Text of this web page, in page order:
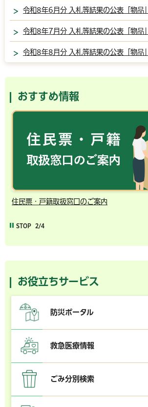
令和8年6月分 入札等結果の公表「物品」
令和8年7月分 入札等結果の公表「物品」
令和8年8月分 入札等結果の公表「物品」
おすすめ情報
千葉市の電子行政サービス
STOP 3/4
お役立ちサービス
防災ポータル
救急医療情報
ごみ分別検索